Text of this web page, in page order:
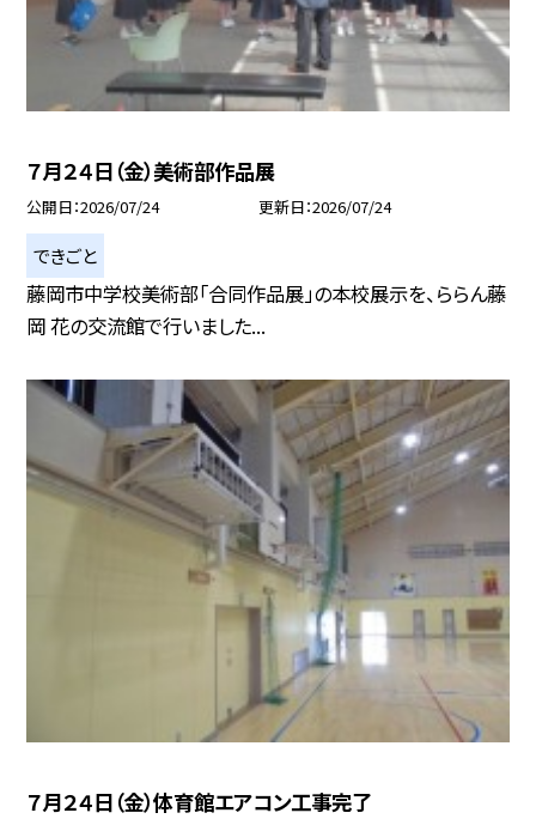
７月２４日（金）美術部作品展
公開日 2026/07/24 更新日 2026/07/24
できごと
藤岡市中学校美術部「合同作品展」の本校展示を、ららん藤
岡 花の交流館で行いました...
７月２４日（金）体育館エアコン工事完了